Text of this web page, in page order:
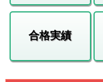
合格実績